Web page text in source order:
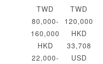
TWD
80,000-
160,000
HKD
22,000-
TWD
120,000
HKD
33,708
USD